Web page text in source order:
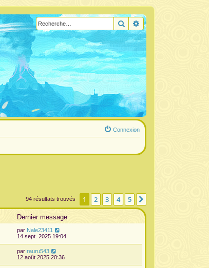
RechercherRecherche avancée
Connexion
94 résultats trouvés 1 2 3 4 5
Dernier message
par Nale23411
14 sept. 2025 19:04
par rauru543
12 août 2025 20:36